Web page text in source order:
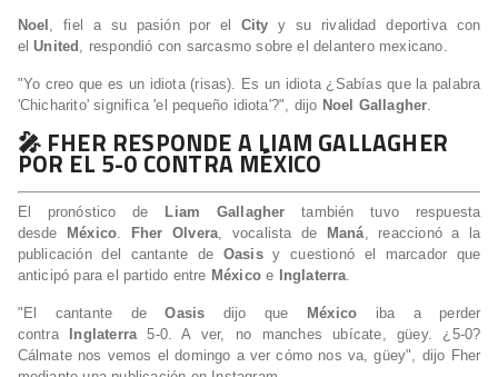
Noel , fiel a su pasión por el City
y su rivalidad deportiva con
el United , respondió con sarcasmo sobre el delantero mexicano.
"Yo creo que es un idiota (risas). Es un idiota ¿Sabías que la palabra
'Chicharito' significa 'el pequeño idiota'?", dijo Noel Gallagher.
🎤 FHER RESPONDE A LIAM GALLAGHER
POR EL 5-0 CONTRA MÉXICO
El pronóstico de Liam Gallagher
también tuvo respuesta
desde
México Fher Olvera , vocalista de Maná , reaccionó a la
publicación del cantante de Oasis y cuestionó el marcador que
anticipó para el partido entre México e Inglaterra
"El cantante de Oasis dijo que México
iba a perder
contra
Inglaterra
5-0. A ver, no manches ubícate, güey. ¿5-0?
Cálmate nos vemos el domingo a ver cómo nos va, güey", dijo Fher